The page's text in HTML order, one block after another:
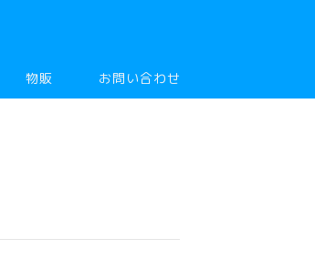
物販 お問い合わせ